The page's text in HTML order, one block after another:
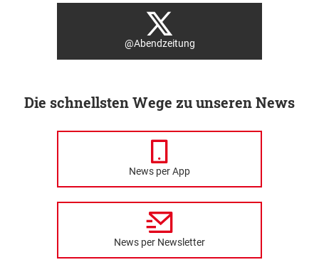
@Abendzeitung
Die schnellsten Wege zu unseren News
News per App
News per Newsletter